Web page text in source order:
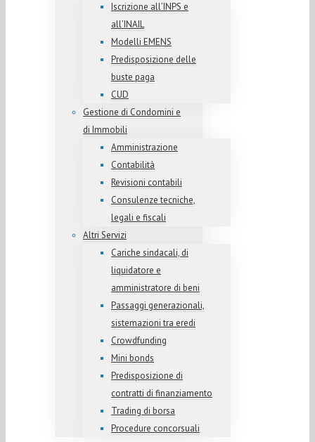
Iscrizione all’INPS e
all’INAIL
Modelli EMENS
Predisposizione delle
buste paga
CUD
Gestione di Condomini e
di Immobili
Amministrazione
Contabilità
Revisioni contabili
Consulenze tecniche,
legali e fiscali
Altri Servizi
Cariche sindacali, di
liquidatore e
amministratore di beni
Passaggi generazionali,
sistemazioni tra eredi
Crowdfunding
Mini bonds
Predisposizione di
contratti di finanziamento
Trading di borsa
Procedure concorsuali